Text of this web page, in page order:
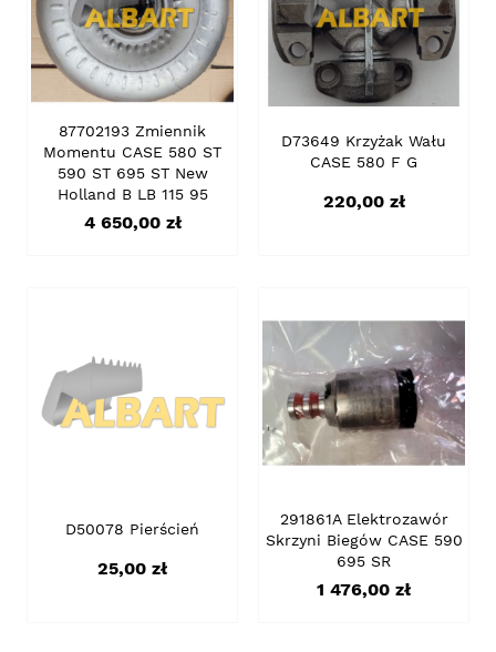
87702193 Zmiennik
Momentu CASE 580 ST
590 ST 695 ST New
Holland B LB 115 95
Cena
4 650,00 zł
D73649 Krzyżak Wału
CASE 580 F G
Cena
220,00 zł
D50078 Pierścień
Cena
25,00 zł
291861A Elektrozawór
Skrzyni Biegów CASE 590
695 SR
Cena
1 476,00 zł